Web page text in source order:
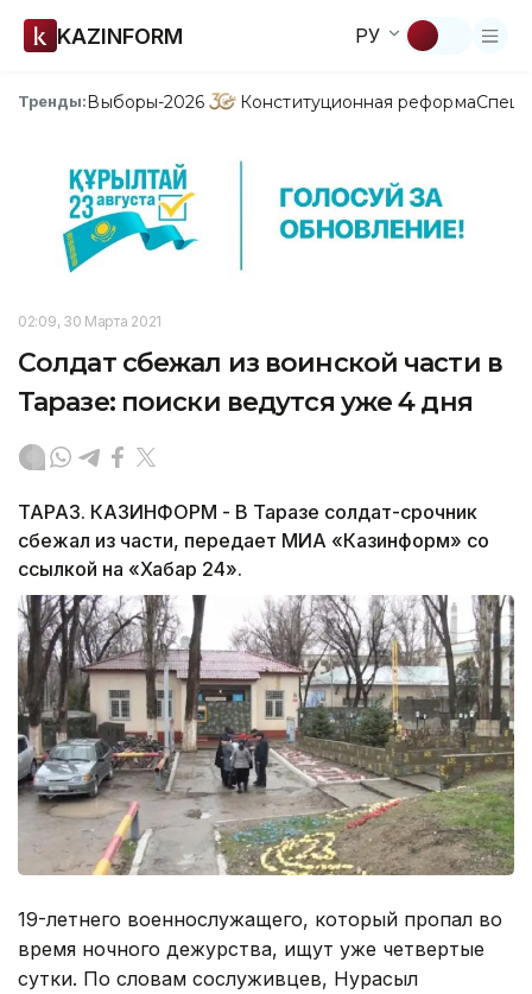
KAZINFORM РУ
Тренды:Выборы-2026 Конституционная реформа
02:09, 30 Марта 2021
Солдат сбежал из воинской части в
Таразе: поиски ведутся уже 4 дня
ТАРАЗ. КАЗИНФОРМ - В Таразе солдат-срочник
сбежал из части, передает МИА «Казинформ» со
ссылкой на «Хабар 24».
19-летнего военнослужащего, который пропал во
время ночного дежурства, ищут уже четвертые
сутки. По словам сослуживцев, Нурасыл